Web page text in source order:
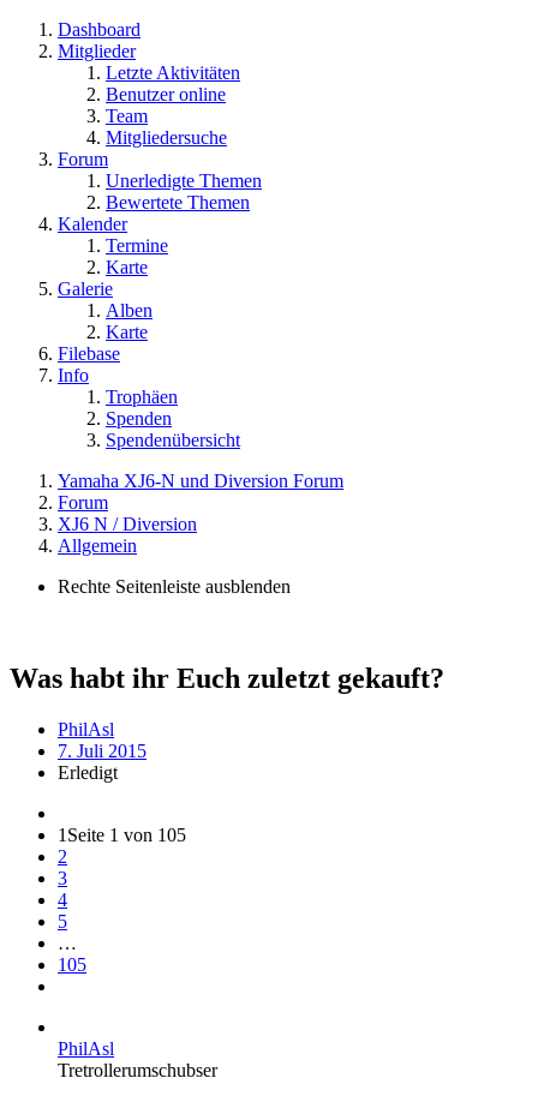
Dashboard
Mitglieder
Letzte Aktivitäten
Benutzer online
Team
Mitgliedersuche
Forum
Unerledigte Themen
Bewertete Themen
Kalender
Termine
Karte
Galerie
Alben
Karte
Filebase
Info
Trophäen
Spenden
Spendenübersicht
Yamaha XJ6-N und Diversion Forum
Forum
XJ6 N / Diversion
Allgemein
Rechte Seitenleiste ausblenden
Was habt ihr Euch zuletzt gekauft?
PhilAsl
7. Juli 2015
Erledigt
1 Seite 1 von 105
2
3
4
5
…
105
PhilAsl
Tretrollerumschubser